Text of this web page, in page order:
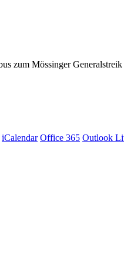
iCalendar Office 365 Outlook